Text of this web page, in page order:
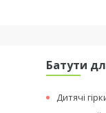
Батути
Дитячі